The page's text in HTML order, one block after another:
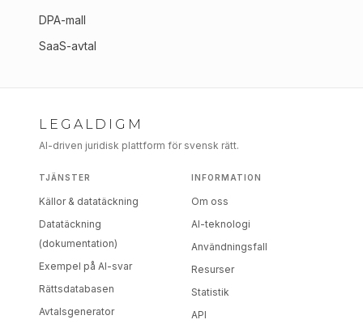
DPA-mall
SaaS-avtal
LEGALDIGM
AI-driven juridisk plattform för svensk rätt.
TJÄNSTER
Källor & datatäckning
Datatäckning
(dokumentation)
Exempel på AI-svar
Rättsdatabasen
Avtalsgenerator
INFORMATION
Om oss
AI-teknologi
Användningsfall
Resurser
Statistik
API